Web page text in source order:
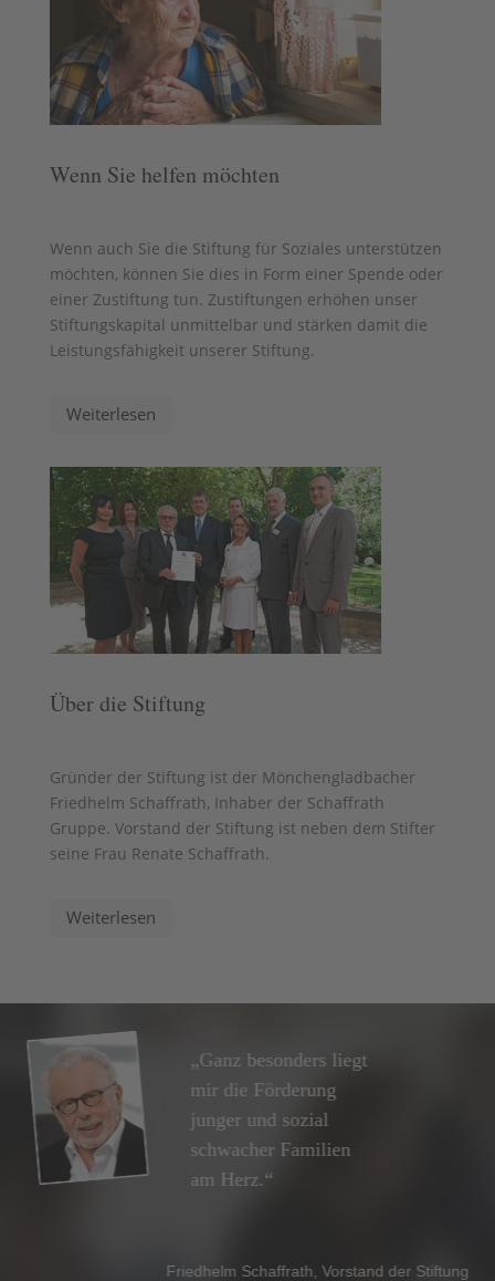
Wenn Sie helfen möchten
Wenn auch Sie die Stiftung für Soziales unterstützen
möchten, können Sie dies in Form einer Spende oder
einer Zustiftung tun. Zustiftungen erhöhen unser
Stiftungskapital unmittelbar und stärken damit die
Leistungsfähigkeit unserer Stiftung.
Weiterlesen
Über die Stiftung
Gründer der Stiftung ist der Mönchengladbacher
Friedhelm Schaffrath, Inhaber der Schaffrath
Gruppe. Vorstand der Stiftung ist neben dem Stifter
seine Frau Renate Schaffrath.
Weiterlesen
„Ganz besonders liegt
mir die Förderung
junger und sozial
schwacher Familien
am Herz.“
Friedhelm Schaffrath, Vorstand der Stiftung